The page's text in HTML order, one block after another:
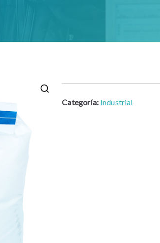
Categoría: Industrial